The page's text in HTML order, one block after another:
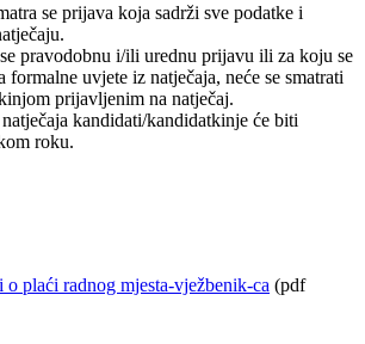
se prijava koja sadrži sve podatke i
pravodobnu i/ili urednu prijavu ili za koju se
formalne uvjete iz natječaja, neće se smatrati
prijavljenim na natječaj.
kandidati/kandidatkinje će biti
roku.
plaći radnog mjesta-vježbenik-ca (pdf